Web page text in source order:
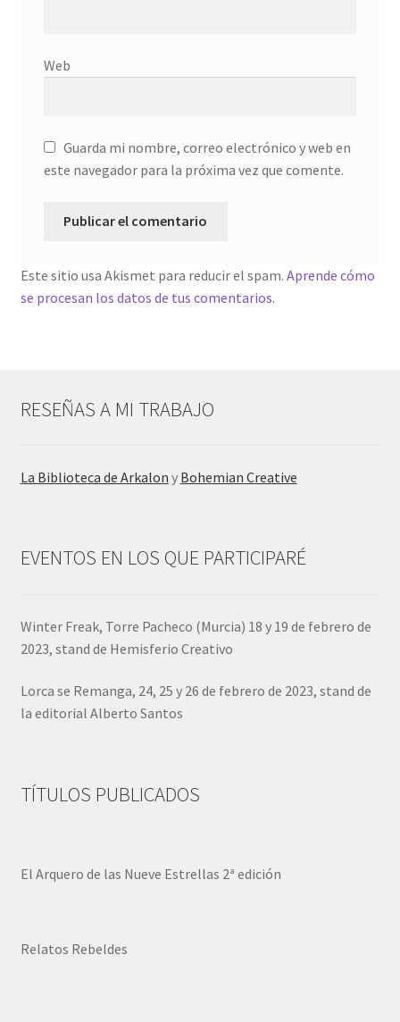
Web
Guarda mi nombre, correo electrónico y web en
este navegador para la próxima vez que comente.
Este sitio usa Akismet para reducir el spam. Aprende cómo
se procesan los datos de tus comentarios.
RESEÑAS A MI TRABAJO
La Biblioteca de Arkalon y Bohemian Creative
EVENTOS EN LOS QUE PARTICIPARÉ
Winter Freak, Torre Pacheco (Murcia) 18 y 19 de febrero de
2023, stand de Hemisferio Creativo
Lorca se Remanga, 24, 25 y 26 de febrero de 2023, stand de
la editorial Alberto Santos
TÍTULOS PUBLICADOS
El Arquero de las Nueve Estrellas 2ª edición
Relatos Rebeldes